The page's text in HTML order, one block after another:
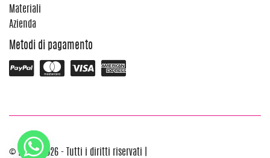
Materiali
Azienda
Metodi di pagamento
© 2012 - 2026 - Tutti i diritti riservati |